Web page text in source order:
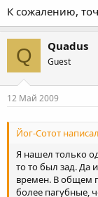
К сожалению,
Q Quadus
Guest
12 Май 2009
Йог-Сотот
Я нашел только
то то был зад. Да
времен. В общем
более пагубные,